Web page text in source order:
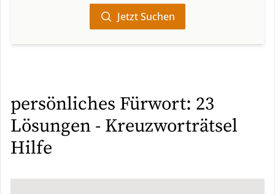
Jetzt Suchen
persönliches Fürwort: 23
Lösungen - Kreuzworträtsel
Hilfe